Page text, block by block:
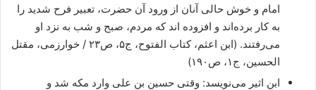
امام و خوش حالی آنان از ورود آن حضرت، تعبیر فرح شدید را
به کار برده‌اند و افزوده ‌اند که مردم، صبح و شب به نزد او
می‌رفتند. (ابن اعثم، کتاب الفتوح، ج۵، ص۲۳ / خوارزمی، مقتل
الحسین، ج۱، ص۱۹۰)
ابن اثیر می‌نویسد: وقتی حسین بن علی وارد مکه شد و